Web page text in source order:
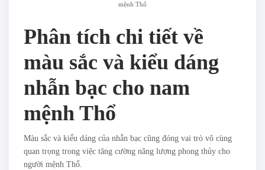
mệnh Thổ
Phân tích chi tiết về
màu sắc và kiểu dáng
nhẫn bạc cho nam
mệnh Thổ
Màu sắc và kiểu dáng của nhẫn bạc cũng đóng vai trò vô cùng
quan trọng trong việc tăng cường năng lượng phong thủy cho
người mệnh Thổ.